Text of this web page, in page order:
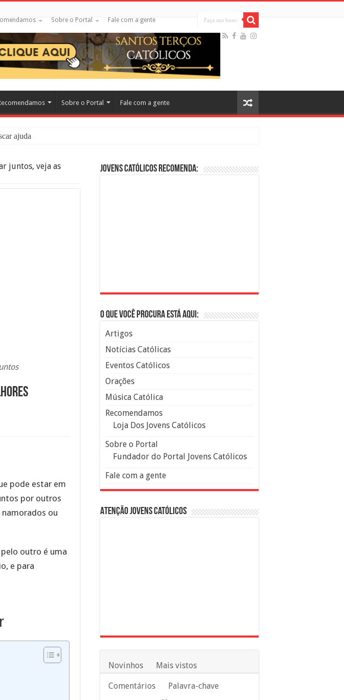
Sobre o Portal Fale com a gente
Sobre o Portal Fale com a gente
ajuda
Que Vai Tocar os Católicos no Cinema
juntos, veja as
pode estar em
por outros
ou
outro é uma
e para
Jovens Católicos Recomenda:
O que você procura está aqui:
Artigos
Notícias Católicas
Eventos Católicos
Orações
Música Católica
Recomendamos
Loja Dos Jovens Católicos
Sobre o Portal
Fundador do Portal Jovens Católicos
Fale com a gente
Atenção Jovens Católicos
Novinhos Mais vistos
Comentários
Palavra-chave